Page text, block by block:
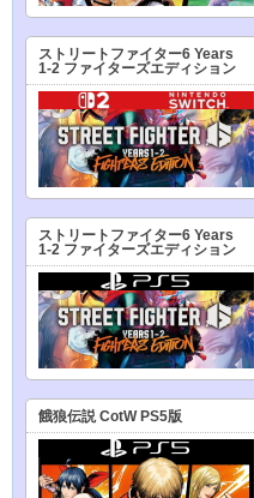
ストリートファイター6 Years
1-2 ファイターズエディション
ストリートファイター6 Years
1-2 ファイターズエディション
餓狼伝説 CotW PS5版